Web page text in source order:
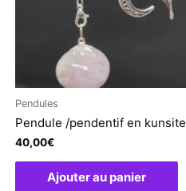
Pendules
Pendule /pendentif en kunsite
40,00€
Ajouter au panier